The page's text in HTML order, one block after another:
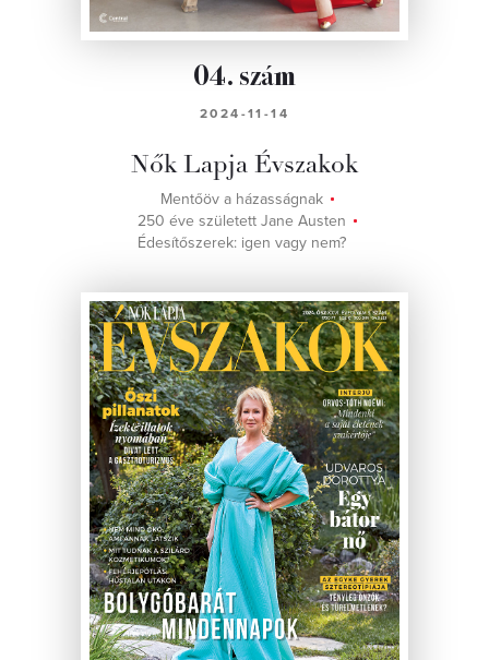
04. szám
2024-11-14
Nők Lapja Évszakok
Mentőöv a házasságnak
250 éve született Jane Austen
Édesítőszerek: igen vagy nem?